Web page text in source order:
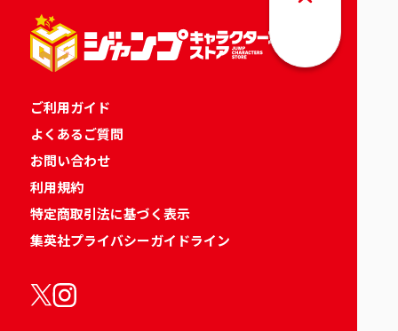
ご利用ガイド
よくあるご質問
お問い合わせ
利用規約
特定商取引法に基づく表示
集英社プライバシーガイドライン